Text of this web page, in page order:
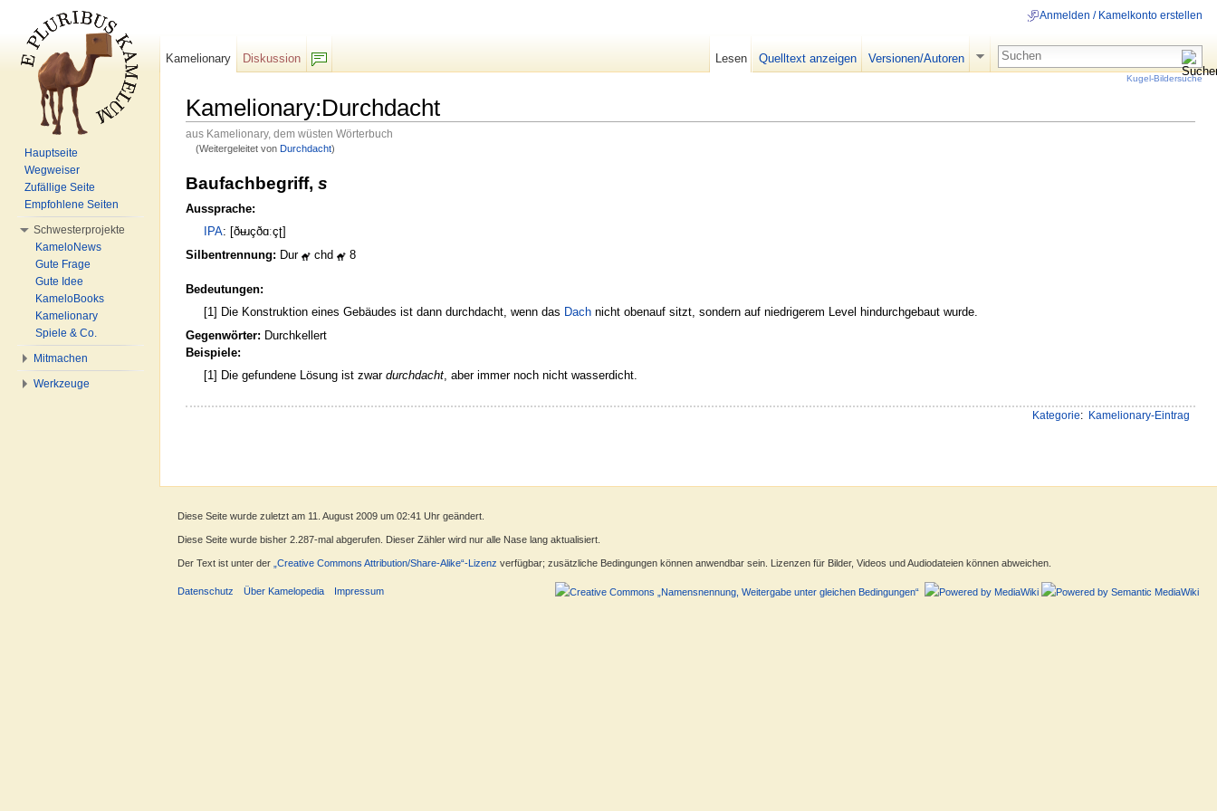
Kamelionary:Durchdacht
aus Kamelionary, dem wüsten Wörterbuch
(Weitergeleitet von Durchdacht)
Baufachbegriff, s
Aussprache:
IPA: [ðʉɹçðɑːçʈ]
Silbentrennung: Dur chd 8
Bedeutungen:
[1] Die Konstruktion eines Gebäudes ist dann durchdacht, wenn das Dach nicht obenauf sitzt, sondern auf niedrigerem Level hindurchgebaut wurde.
Gegenwörter: Durchkellert
Beispiele:
[1] Die gefundene Lösung ist zwardurchdacht , aber immer noch nicht wasserdicht.
Kategorie: Kamelionary-Eintrag
Anmelden / Kamelkonto erstellen
Kamelionary
Diskussion
Lesen Quelltext anzeigen Versionen/Autoren
Kugel-Bildersuche
Hauptseite
Wegweiser
Zufällige Seite
Empfohlene Seiten
Schwesterprojekte
KameloNews
Gute Frage
Gute Idee
KameloBooks
Kamelionary
Spiele & Co.
Mitmachen
Werkzeuge
Diese Seite wurde zuletzt am 11. August 2009 um 02:41 Uhr geändert.
Diese Seite wurde bisher 2.287-mal abgerufen. Dieser Zähler wird nur alle Nase lang aktualisiert.
Der Text ist unter der „Creative Commons Attribution/Share-Alike“-Lizenz verfügbar; zusätzliche Bedingungen können anwendbar sein. Lizenzen für Bilder, Videos und Audiodateien können abweichen.
Datenschutz Über Kamelopedia Impressum